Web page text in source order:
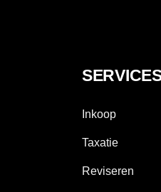
Inkoop
Taxatie
Reviseren